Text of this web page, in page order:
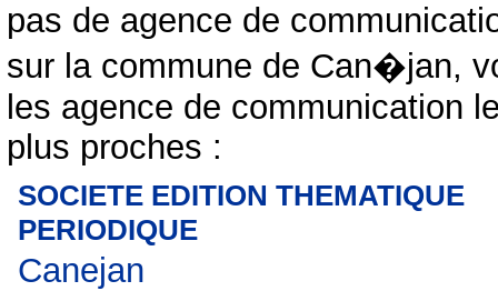
pas de agence de
sur la commune de Can�jan,
les agence de communication
plus proches :
SOCIETE EDITION THEMATIQUE
PERIODIQUE
Canejan